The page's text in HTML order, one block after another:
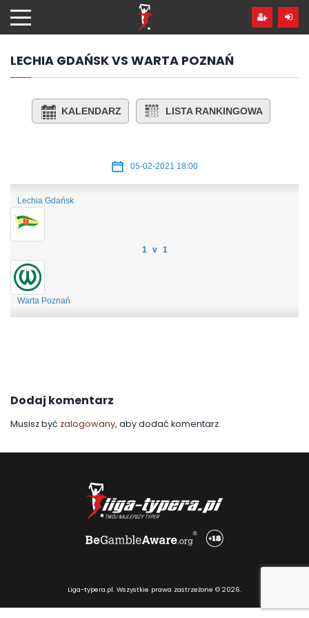
hdo
treści
LECHIA GDAŃSK VS WARTA POZNAŃ
KALENDARZ LISTA RANKINGOWA
05-02-2021 18:00
Lechia Gdańsk
1 v 1
Warta Poznań
Dodaj komentarz
Musisz być zalogowany, aby dodać komentarz.
Liga-typera.pl. Wszystkie prawa zastrzeżone © 2026.